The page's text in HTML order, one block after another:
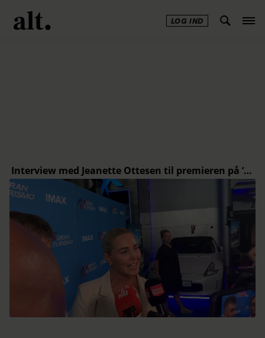
LOG IND